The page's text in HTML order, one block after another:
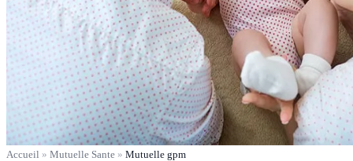
Accueil » Mutuelle Sante » Mutuelle gpm